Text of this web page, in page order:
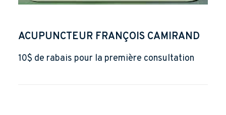
ACUPUNCTEUR FRANÇOIS CAMIRAND
10$ de rabais pour la première consultation